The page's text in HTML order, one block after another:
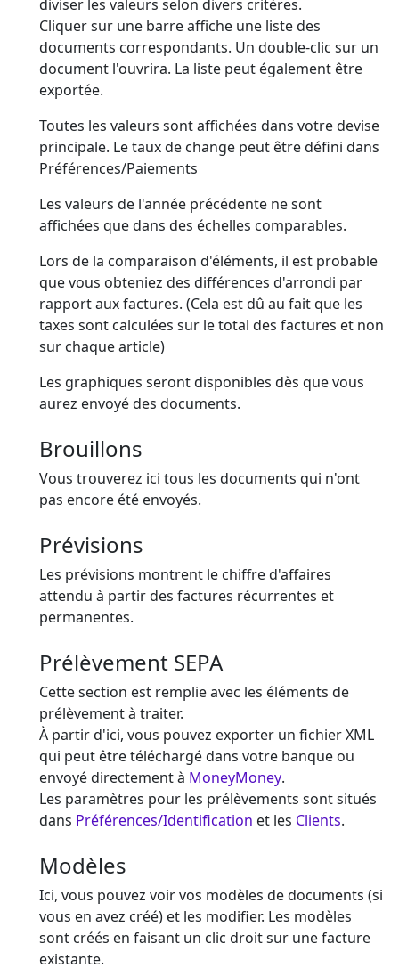
diviser les valeurs selon divers critères.
Cliquer sur une barre affiche une liste des
documents correspondants. Un double-clic sur un
document l'ouvrira. La liste peut également être
exportée.
Toutes les valeurs sont affichées dans votre devise
principale. Le taux de change peut être défini dans
Préférences/Paiements
Les valeurs de l'année précédente ne sont
affichées que dans des échelles comparables.
Lors de la comparaison d'éléments, il est probable
que vous obteniez des différences d'arrondi par
rapport aux factures. (Cela est dû au fait que les
taxes sont calculées sur le total des factures et non
sur chaque article)
Les graphiques seront disponibles dès que vous
aurez envoyé des documents.
Brouillons
Vous trouverez ici tous les documents qui n'ont
pas encore été envoyés.
Prévisions
Les prévisions montrent le chiffre d'affaires
attendu à partir des factures récurrentes et
permanentes.
Prélèvement SEPA
Cette section est remplie avec les éléments de
prélèvement à traiter.
À partir d'ici, vous pouvez exporter un fichier XML
qui peut être téléchargé dans votre banque ou
envoyé directement à MoneyMoney.
Les paramètres pour les prélèvements sont situés
dans Préférences/Identification et les Clients.
Modèles
Ici, vous pouvez voir vos modèles de documents (si
vous en avez créé) et les modifier. Les modèles
sont créés en faisant un clic droit sur une facture
existante.